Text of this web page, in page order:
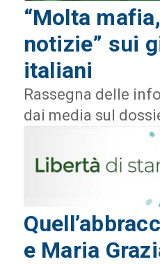
“Molta
notizie” sui
italiani
Rassegna delle
dai media sul
e Maria